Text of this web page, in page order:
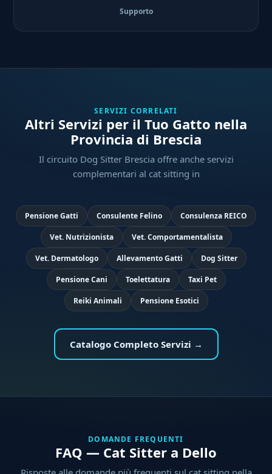
Supporto
SERVIZI CORRELATI
Altri Servizi per il Tuo Gatto nella
Provincia di Brescia
Il circuito Dog Sitter Brescia offre anche servizi
complementari al cat sitting in
Pensione Gatti Consulente Felino Consulenza REICO
Vet. Nutrizionista Vet. Comportamentalista
Vet. Dermatologo Allevamento Gatti Dog Sitter
Pensione Cani Toelettatura Taxi Pet
Reiki Animali Pensione Esotici
Catalogo Completo Servizi →
DOMANDE FREQUENTI
FAQ — Cat Sitter a Dello